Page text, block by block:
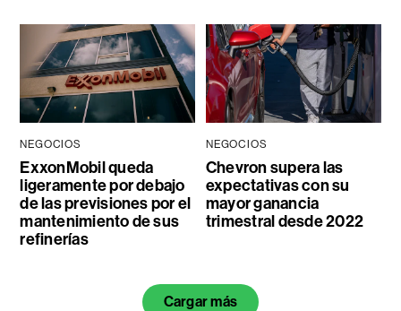
NEGOCIOS
ExxonMobil queda
ligeramente por debajo
de las previsiones por el
mantenimiento de sus
refinerías
NEGOCIOS
Chevron supera las
expectativas con su
mayor ganancia
trimestral desde 2022
Cargar más